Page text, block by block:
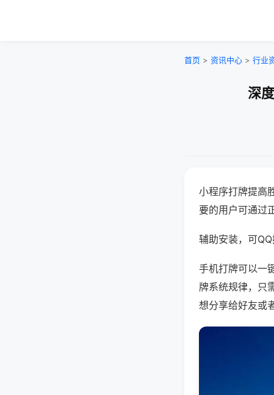
首页 > 资讯中心 > 行业
深
小程序打牌提高
要的用户可通过
辅助安装，可
手机打牌可以一
牌系统规律，只
想分享给好友或